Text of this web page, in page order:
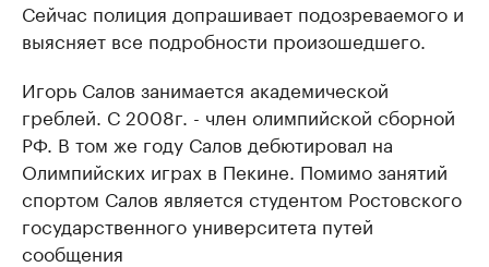
Сейчас полиция допрашивает подозреваемого и
выясняет все подробности произошедшего.
Игорь Салов занимается академической
греблей. С 2008г. - член олимпийской сборной
РФ. В том же году Салов дебютировал на
Олимпийских играх в Пекине. Помимо занятий
спортом Салов является студентом Ростовского
государственного университета путей
сообщения